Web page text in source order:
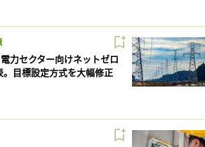
力セクター向けネットゼロ
目標設定方式を大幅修正